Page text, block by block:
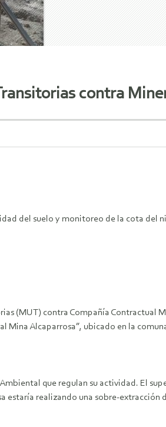
contra
del suelo y monitoreo de la cota del
(MUT) contra Compañía Contractual
Alcaparrosa”, ubicado en la
que regulan su actividad. El
estaría realizando una sobre-